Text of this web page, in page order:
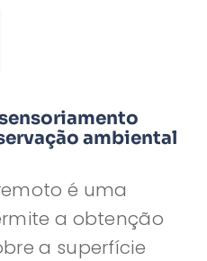
ambiental
é uma
a obtenção
a superfície